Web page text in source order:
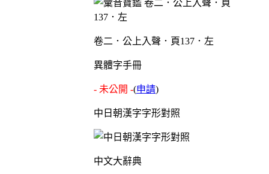
卷二．公上入聲．頁137．左
異體字手冊
- 未公開 -(申請)
中日朝漢字字形對照
中文大辭典